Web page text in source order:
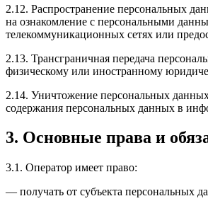
2.12. Распространение персональных
на ознакомление с персональными
телекоммуникационных сетях или
2.13. Трансграничная передача
физическому или иностранному
2.14. Уничтожение персональных
содержания персональных данных в
3. Основные права и
3.1. Оператор имеет право:
— получать от субъекта персональных